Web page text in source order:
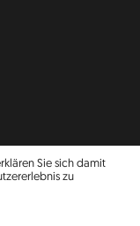
Sie sich damit
zu